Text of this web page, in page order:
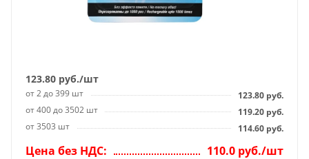
123.80 руб./шт
от 2 до 399 шт 123.80 руб.
от 400 до 3502 шт
119.20 руб.
от 3503 шт
114.60 руб.
Цена без НДС: 110.0 руб./шт